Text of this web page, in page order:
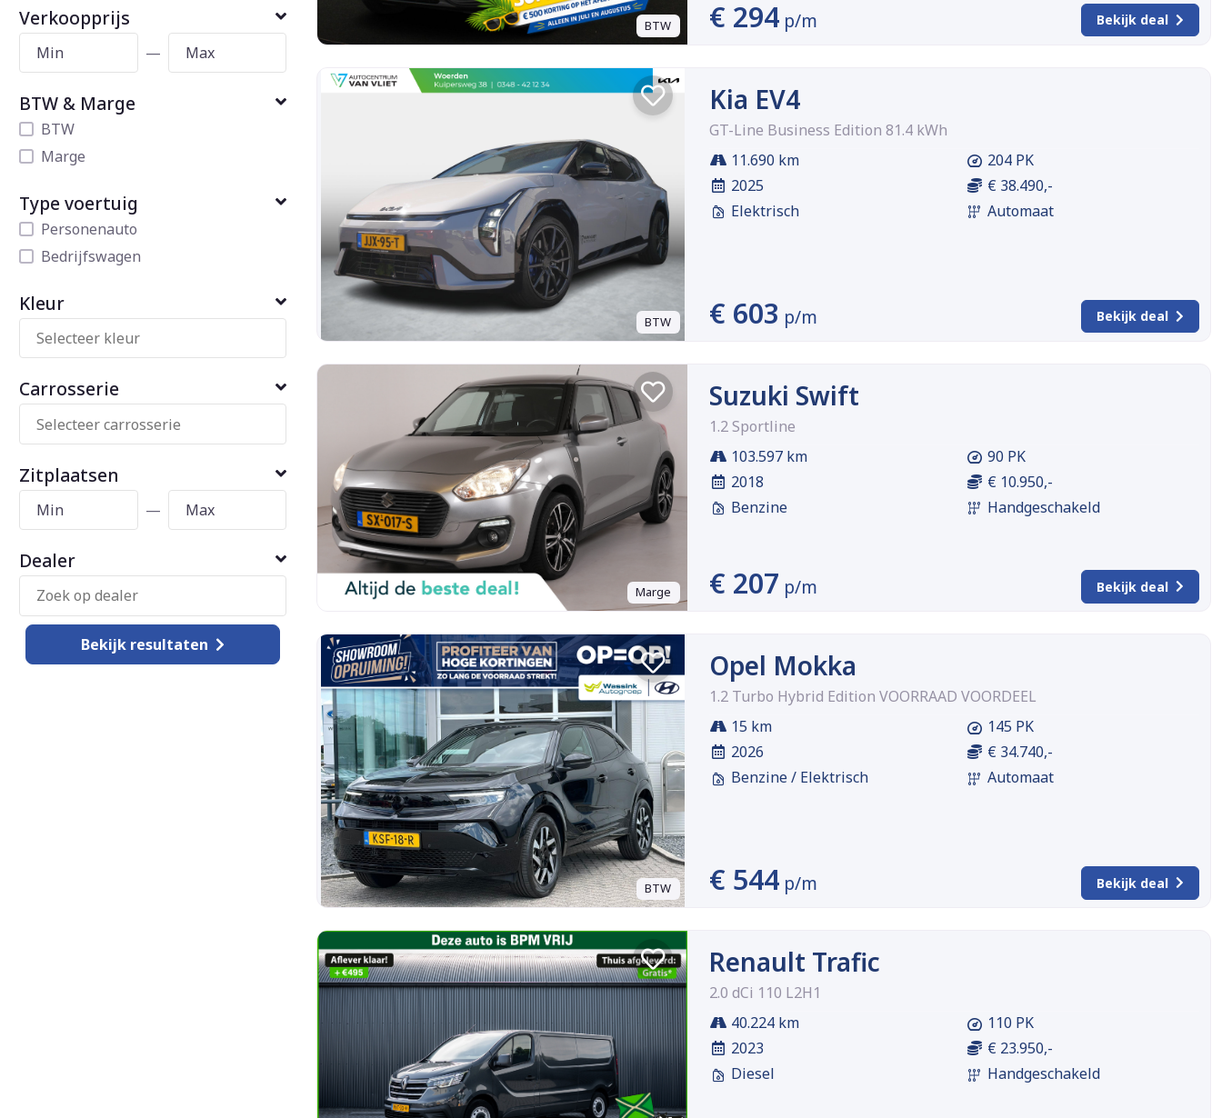
Verkoopprijs
—
BTW & Marge
BTW
Marge
Type voertuig
Personenauto
Bedrijfswagen
Kleur
Carrosserie
Zitplaatsen
—
Dealer
Bekijk resultaten
BTW € 294 p/m Bekijk deal
BTW
Kia EV4
GT-Line Business Edition 81.4 kWh
11.690 km
2025
Elektrisch
204 PK
€ 38.490,-
Automaat
€ 603 p/m Bekijk deal
Marge
Suzuki Swift
1.2 Sportline
103.597 km
2018
Benzine
90 PK
€ 10.950,-
Handgeschakeld
€ 207 p/m Bekijk deal
BTW
Opel Mokka
1.2 Turbo Hybrid Edition VOORRAAD VOORDEEL
15 km
2026
Benzine / Elektrisch
145 PK
€ 34.740,-
Automaat
€ 544 p/m Bekijk deal
Renault Trafic
2.0 dCi 110 L2H1
40.224 km
2023
Diesel
110 PK
€ 23.950,-
Handgeschakeld